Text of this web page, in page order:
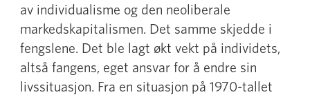
av individualisme og den neoliberale
markedskapitalismen. Det samme skjedde i
fengslene. Det ble lagt økt vekt på individets,
altså fangens, eget ansvar for å endre sin
livssituasjon. Fra en situasjon på 1970-tallet